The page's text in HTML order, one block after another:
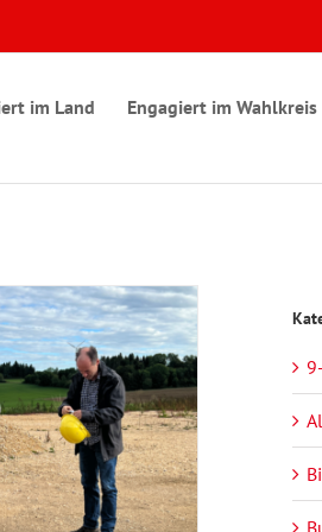
im Land Engagiert im Wahlkreis